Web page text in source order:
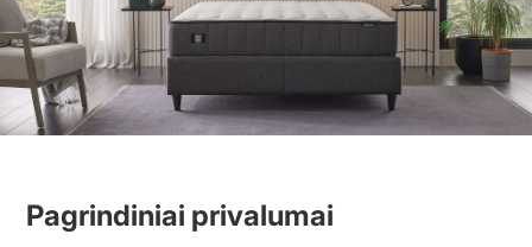
Pagrindiniai privalumai